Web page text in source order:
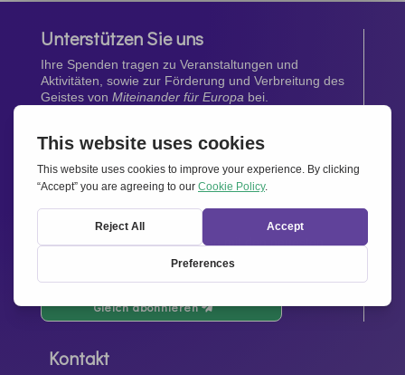
Unterstützen Sie uns
Ihre Spenden tragen zu Veranstaltungen und
Aktivitäten, sowie zur Förderung und Verbreitung des
Geistes von Miteinander für Europa bei.
Jetzt spenden
Newsletter
Bleiben Sie auf dem Laufenden mit den neuesten
Infos aus unserem Netzwerk.
Gleich abonnieren
Kontakt